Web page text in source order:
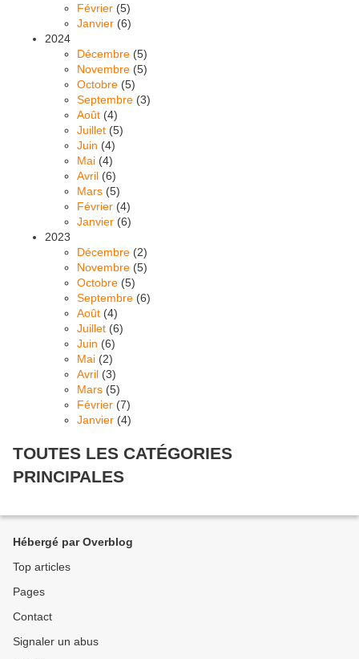
Février (5)
Janvier (6)
2024
Décembre (5)
Novembre (5)
Octobre (5)
Septembre (3)
Août (4)
Juillet (5)
Juin (4)
Mai (4)
Avril (6)
Mars (5)
Février (4)
Janvier (6)
2023
Décembre (2)
Novembre (5)
Octobre (5)
Septembre (6)
Août (4)
Juillet (6)
Juin (6)
Mai (2)
Avril (3)
Mars (5)
Février (7)
Janvier (4)
TOUTES LES CATÉGORIES
PRINCIPALES
Hébergé par Overblog
Top articles
Pages
Contact
Signaler un abus